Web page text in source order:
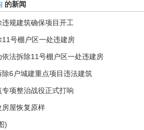
的新闻
规建筑确保项目开工
号棚户区一处违建房
法拆除11号棚户区一处违建房
6户城建重点项目违法建筑
项整治战役正式打响
屋恢复原样
)